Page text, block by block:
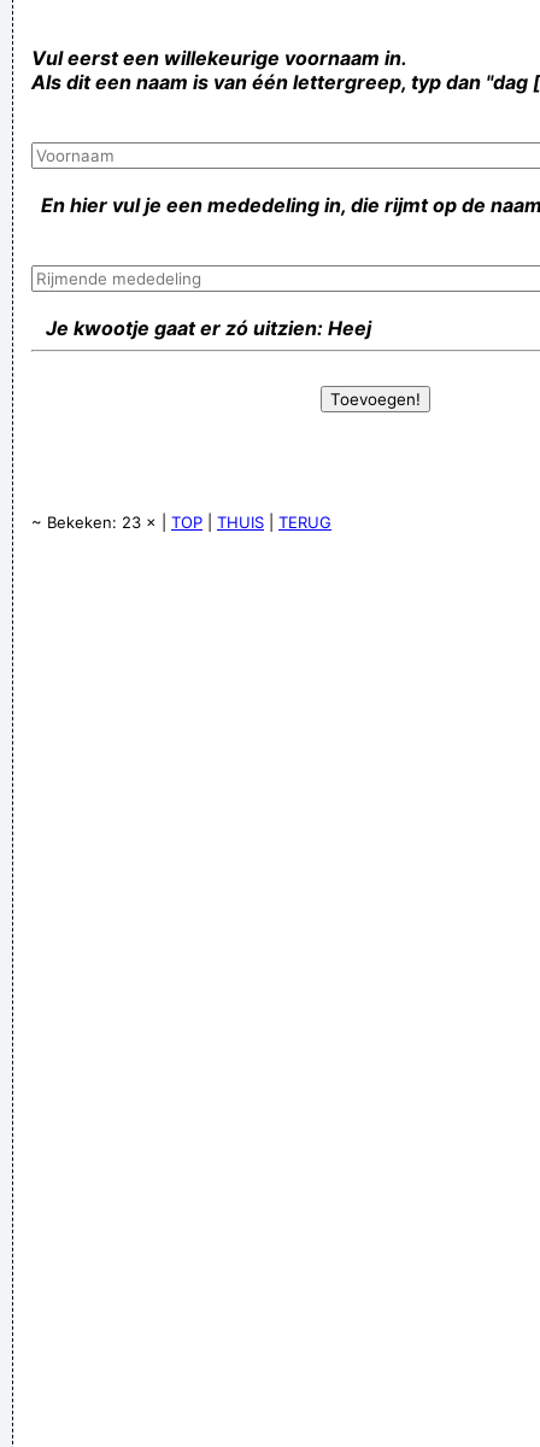
Vul eerst een willekeurige voornaam in.
Als dit een naam is van één lettergreep, typ dan "dag
En hier vul je een mededeling in, die rijmt op de
Je kwootje gaat er zó uitzien: Heej
~ Bekeken: 23 × | TOP THUIS TERUG